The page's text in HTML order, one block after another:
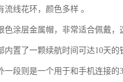
流线花环，颜色多样 。
色涂层金属帽，非常适合佩戴，
内置了一颗续航时间可达10天
一段则是一个用于和手机连接的